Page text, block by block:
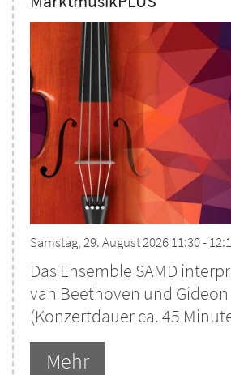
Samstag, 29. August 2026 11:30 -
Das Ensemble SAMD
van Beethoven und Gideon
(Konzertdauer ca. 45
Mehr